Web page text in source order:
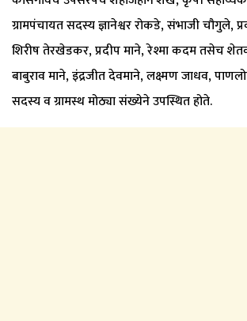
ग्रामपंचायत सदस्य ज्ञानेश्वर रोकडे, संभाजी चौगुले,
शिरीष तेरखेडकर, प्रदीप माने, रेश्मा कदम तसेच
बाबुराव माने, इंद्रजीत देवमाने, लक्ष्मण जाधव,
सदस्य व ग्रामस्थ मोठ्या संख्येने उपस्थित होते.